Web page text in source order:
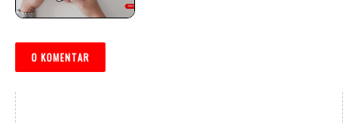
0 KOMENTAR